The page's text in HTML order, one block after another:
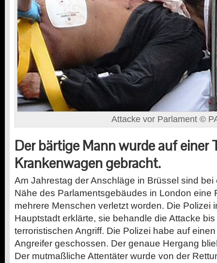
Attacke vor Parlament ©
Der bärtige Mann wurde auf einer
Krankenwagen gebracht.
Am Jahrestag der Anschläge in Brüssel sind bei
Nähe des Parlamentsgebäudes in London eine
mehrere Menschen verletzt worden. Die Polizei
Hauptstadt erklärte, sie behandle die Attacke
terroristischen Angriff. Die Polizei habe auf
Angreifer geschossen. Der genaue Hergang
Der mutmaßliche Attentäter wurde von der